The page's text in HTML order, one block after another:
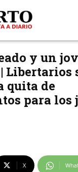
y un
Libertarios
quita de
para los
X